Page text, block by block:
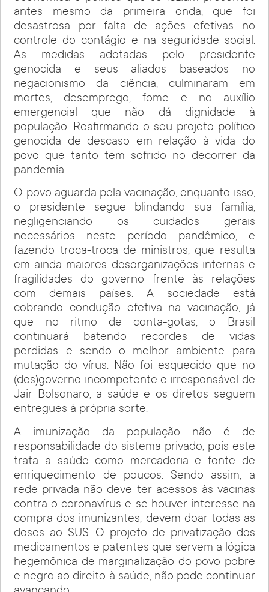
antes mesmo da primeira onda, que foi
desastrosa por falta de ações efetivas no
controle do contágio e na seguridade social.
As medidas adotadas pelo presidente
genocida e seus aliados baseados no
negacionismo da ciência, culminaram em
mortes, desemprego, fome e no auxílio
emergencial que não dá dignidade à
população. Reafirmando o seu projeto político
genocida de descaso em relação à vida do
povo que tanto tem sofrido no decorrer da
pandemia.
O povo aguarda pela vacinação, enquanto isso,
o presidente segue blindando sua família,
negligenciando os cuidados gerais
necessários neste período pandêmico, e
fazendo troca-troca de ministros, que resulta
em ainda maiores desorganizações internas e
fragilidades do governo frente às relações
com demais países. A sociedade está
cobrando condução efetiva na vacinação, já
que no ritmo de conta-gotas, o Brasil
continuará batendo recordes de vidas
perdidas e sendo o melhor ambiente para
mutação do vírus. Não foi esquecido que no
(des)governo incompetente e irresponsável de
Jair Bolsonaro, a saúde e os diretos seguem
entregues à própria sorte.
A imunização da população não é de
responsabilidade do sistema privado, pois este
trata a saúde como mercadoria e fonte de
enriquecimento de poucos. Sendo assim, a
rede privada não deve ter acessos às vacinas
contra o coronavírus e se houver interesse na
compra dos imunizantes, devem doar todas as
doses ao SUS. O projeto de privatização dos
medicamentos e patentes que servem a lógica
hegemônica de marginalização do povo pobre
e negro ao direito à saúde, não pode continuar